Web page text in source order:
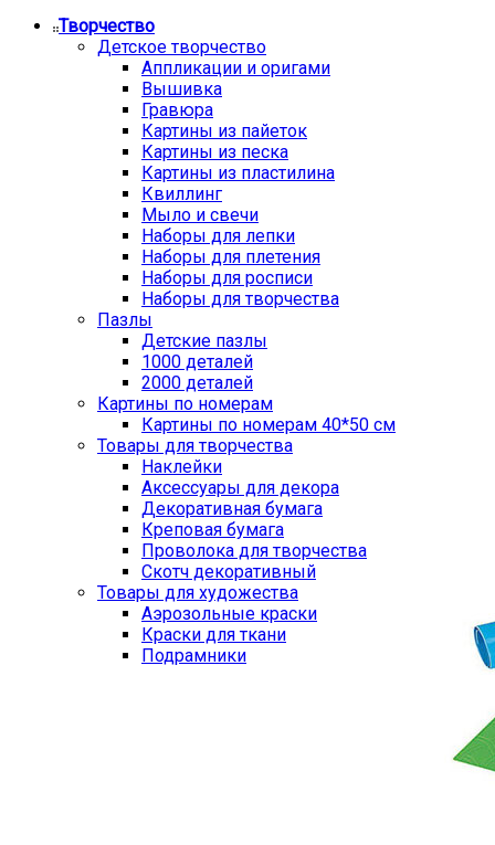
Творчество
Детское творчество
Аппликации и оригами
Вышивка
Гравюра
Картины из пайеток
Картины из песка
Картины из пластилина
Квиллинг
Мыло и свечи
Наборы для лепки
Наборы для плетения
Наборы для росписи
Наборы для творчества
Пазлы
Детские пазлы
1000 деталей
2000 деталей
Картины по номерам
Картины по номерам 40*50 см
Товары для творчества
Наклейки
Аксессуары для декора
Декоративная бумага
Креповая бумага
Проволока для творчества
Скотч декоративный
Товары для художества
Аэрозольные краски
Краски для ткани
Подрамники